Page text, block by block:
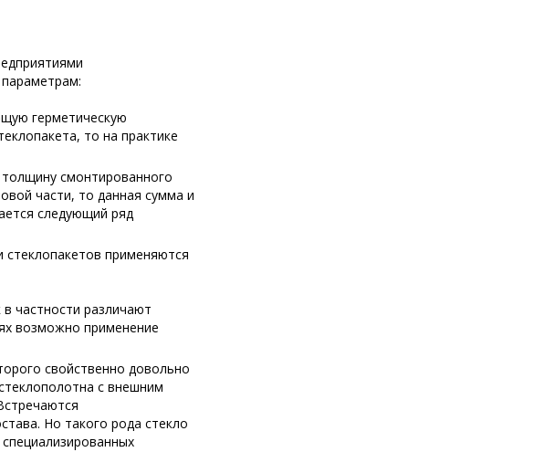
герметическую
то на практике
смонтированного
части, то данная сумма и
следующий ряд
стеклопакетов применяются
частности различают
возможно применение
свойственно довольно
с внешним
Но такого рода стекло